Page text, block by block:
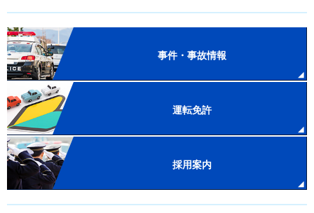
事件・事故情報
運転免許
採用案内